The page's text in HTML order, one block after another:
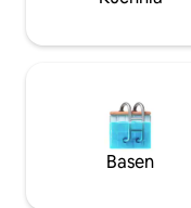
opałowe, rozpałki i
minut jazdy. Przepraszamy, ale nie
Basen